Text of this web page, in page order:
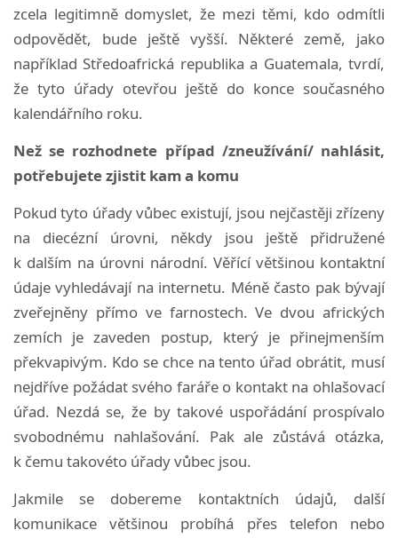
zcela legitimně domyslet, že mezi těmi, kdo odmítli
odpovědět, bude ještě vyšší. Některé země, jako
například Středoafrická republika a Guatemala, tvrdí,
že tyto úřady otevřou ještě do konce současného
kalendářního roku.
Než se rozhodnete případ /zneužívání/ nahlásit,
potřebujete zjistit kam a komu
Pokud tyto úřady vůbec existují, jsou nejčastěji zřízeny
na diecézní úrovni, někdy jsou ještě přidružené
k dalším na úrovni národní. Věřící většinou kontaktní
údaje vyhledávají na internetu. Méně často pak bývají
zveřejněny přímo ve farnostech.Ve dvou afrických
zemích je zaveden postup, který je přinejmenším
překvapivým. Kdo se chce na tento úřad obrátit, musí
nejdříve požádat svého faráře o kontakt na ohlašovací
úřad. Nezdá se, že by takové uspořádání prospívalo
svobodnému nahlašování. Pak ale zůstává otázka,
k čemu takovéto úřady vůbec jsou.
Jakmile se dobereme kontaktních údajů, další
komunikace většinou probíhá přes telefon nebo